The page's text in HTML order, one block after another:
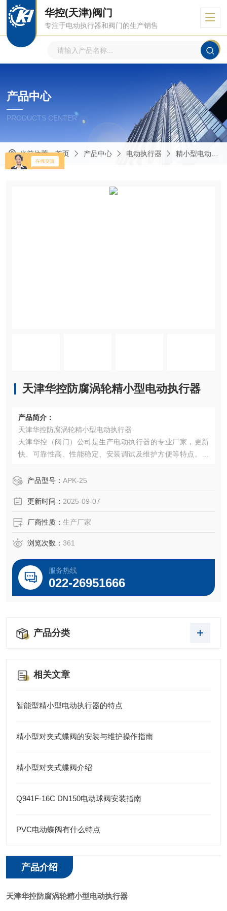
华控(天津)阀门
专注于电动执行器和阀门的生产销售
产品中心
PRODUCTS CENTER
当前位置：首页 产品中心 电动执行器 精小型电动执行器
天津华控防腐涡轮精小型电动执行器
产品简介：
天津华控防腐涡轮精小型电动执行器
天津华控（阀门）公司是生产电动执行器的专业厂家，更新
快、可靠性高、性能稳定、安装调试及维护方便等特点。变
产品型号： APK-25
更新时间： 2025-09-07
厂商性质： 生产厂家
浏览次数： 361
服务热线
022-26951666
产品分类
相关文章
智能型精小型电动执行器的特点
精小型对夹式蝶阀的安装与维护操作指南
精小型对夹式蝶阀介绍
Q941F-16C DN150电动球阀安装指南
PVC电动蝶阀有什么特点
产品介绍
天津华控防腐涡轮精小型电动执行器